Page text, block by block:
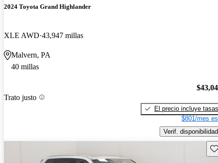
2024 Toyota Grand Highlander
XLE AWD 43,947 millas
Malvern, PA
40 millas
Trato justo
El precio incluye tasas
$801/mes
Verif. disponibilidad